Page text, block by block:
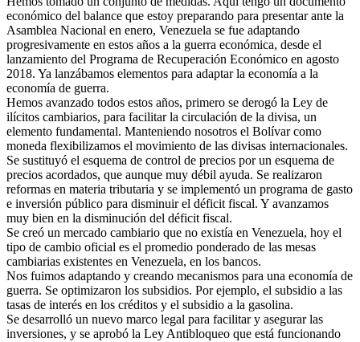
económico del balance que estoy preparando para presentar ante la
Asamblea Nacional en enero, Venezuela se fue adaptando
progresivamente en estos años a la guerra económica, desde el
lanzamiento del Programa de Recuperación Económico en agosto
2018. Ya lanzábamos elementos para adaptar la economía a la
economía de guerra.
Hemos avanzado todos estos años, primero se derogó la Ley de
ilícitos cambiarios, para facilitar la circulación de la divisa, un
elemento fundamental. Manteniendo nosotros el Bolívar como
moneda flexibilizamos el movimiento de las divisas internacionales.
Se sustituyó el esquema de control de precios por un esquema de
precios acordados, que aunque muy débil ayuda. Se realizaron
reformas en materia tributaria y se implementó un programa de gasto
e inversión público para disminuir el déficit fiscal. Y avanzamos
muy bien en la disminución del déficit fiscal.
Se creó un mercado cambiario que no existía en Venezuela, hoy el
tipo de cambio oficial es el promedio ponderado de las mesas
cambiarias existentes en Venezuela, en los bancos.
Nos fuimos adaptando y creando mecanismos para una economía de
guerra. Se optimizaron los subsidios. Por ejemplo, el subsidio a las
tasas de interés en los créditos y el subsidio a la gasolina.
Se desarrolló un nuevo marco legal para facilitar y asegurar las
inversiones, y se aprobó la Ley Antibloqueo que está funcionando